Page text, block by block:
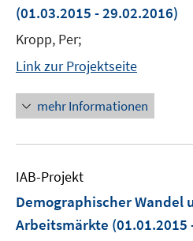
(01.03.2015 - 29.02.2016)
Kropp, Per;
Link zur Projektseite
mehr Informationen
IAB-Projekt
Demographischer Wandel
Arbeitsmärkte (01.01.2015